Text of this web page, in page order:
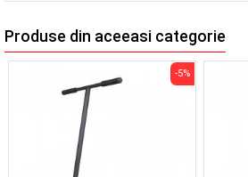
Produse din aceeasi categorie
-5%